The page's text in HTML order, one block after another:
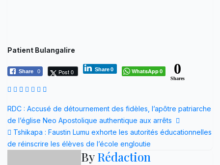
Patient Bulangalire
Share 0 Post 0 Share0 WhatsApp0 0
Shares
Navigation
de
l’article
RDC : Accusé de détournement des fidèles, l’apôtre patriarche
de l’église Neo Apostolique authentique aux arrêts
Tshikapa : Faustin Lumu exhorte les autorités éducationnelles
de réinscrire les élèves de l’école engloutie
ByRédaction